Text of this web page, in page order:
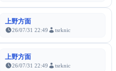
上野方面
26/07/31 22:49 tsrknic
上野方面
26/07/31 22:49 tsrknic